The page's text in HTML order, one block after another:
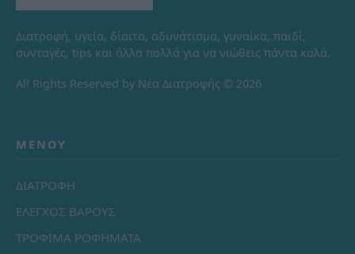
Διατροφή, υγεία, δίαιτα, αδυνάτισμα, γυναίκα, παιδί,
συνταγές, tips και άλλα πολλά για να νιώθεις πάντα καλά.
All Rights Reserved by Νέα Διατροφής © 2026
ΜΕΝΟΎ
ΔΙΑΤΡΟΦΗ
ΕΛΕΓΧΟΣ ΒΑΡΟΥΣ
ΤΡΟΦΙΜΑ ΡΟΦΗΜΑΤΑ